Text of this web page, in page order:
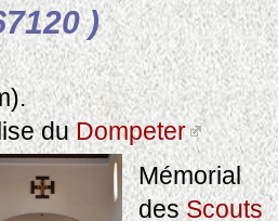
)
duDompeter
Mémorial
desScouts